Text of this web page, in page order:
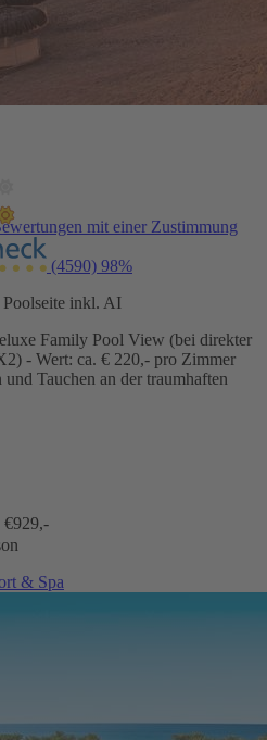
mit einer Zustimmung
(4590) 98%
inkl. AI
Family Pool View (bei direkter
- Wert: ca. € 220,- pro Zimmer
Tauchen an der traumhaften
€929,-
& Spa